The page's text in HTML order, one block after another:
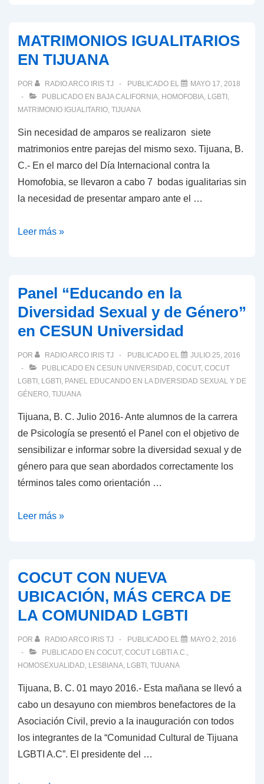
OPERATIVO
DE
COCUT
LGBTI
A.C.
MATRIMONIOS IGUALITARIOS
EN TIJUANA
POR RADIO ARCO IRIS TJ PUBLICADO EL
MAYO 17, 2018
PUBLICADO EN BAJA CALIFORNIA, HOMOFOBIA, LGBTI ,
MATRIMONIO IGUALITARIO, TIJUANA
Sin necesidad de amparos se realizaron siete
matrimonios entre parejas del mismo sexo. Tijuana, B.
C.- En el marco del Día Internacional contra la
Homofobia, se llevaron a cabo 7 bodas igualitarias sin
la necesidad de presentar amparo ante el …
MATRIMONIOS
Leer más »
Panel “Educando en la
Diversidad Sexual y de Género”
en CESUN Universidad
POR RADIO ARCO IRIS TJ PUBLICADO EL
JULIO 25, 2016
PUBLICADO EN CESUN UNIVERSIDAD, COCUT, COCUT
LGBTI , LGBTI , PANEL EDUCANDO EN LA DIVERSIDAD SEXUAL Y DE
GÉNERO, TIJUANA
Tijuana, B. C. Julio 2016- Ante alumnos de la carrera
de Psicología se presentó el Panel con el objetivo de
sensibilizar e informar sobre la diversidad sexual y de
género para que sean abordados correctamente los
términos tales como orientación …
Panel
Diversidad
Sexual
Género”
en
Leer más »
COCUT CON NUEVA
UBICACIÓN, MÁS CERCA DE
LA COMUNIDAD LGBTI
POR RADIO ARCO IRIS TJ PUBLICADO EL
MAYO 2, 2016
PUBLICADO EN COCUT, COCUT LGBTI A.C.,
HOMOSEXUALIDAD, LESBIANA, LGBTI , TIJUANA
Tijuana, B. C. 01 mayo 2016.- Esta mañana se llevó a
cabo un desayuno con miembros benefactores de la
Asociación Civil, previo a la inauguración con todos
los integrantes de la “Comunidad Cultural de Tijuana
LGBTI A.C”. El presidente del …